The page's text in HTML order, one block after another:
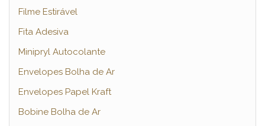
Filme Estirável
Fita Adesiva
Minipryl Autocolante
Envelopes Bolha de Ar
Envelopes Papel Kraft
Bobine Bolha de Ar